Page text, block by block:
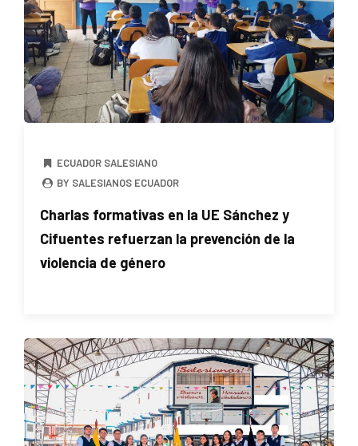
ECUADOR SALESIANO
BY SALESIANOS ECUADOR
Charlas formativas en la UE Sánchez y
Cifuentes refuerzan la prevención de la
violencia de género